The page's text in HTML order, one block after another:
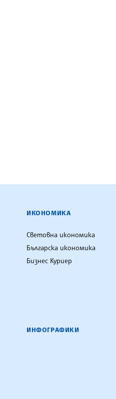
ИКОНОМИКА
Световна икономика
Българска икономика
Бизнес Куриер
ИНФОГРАФИКИ